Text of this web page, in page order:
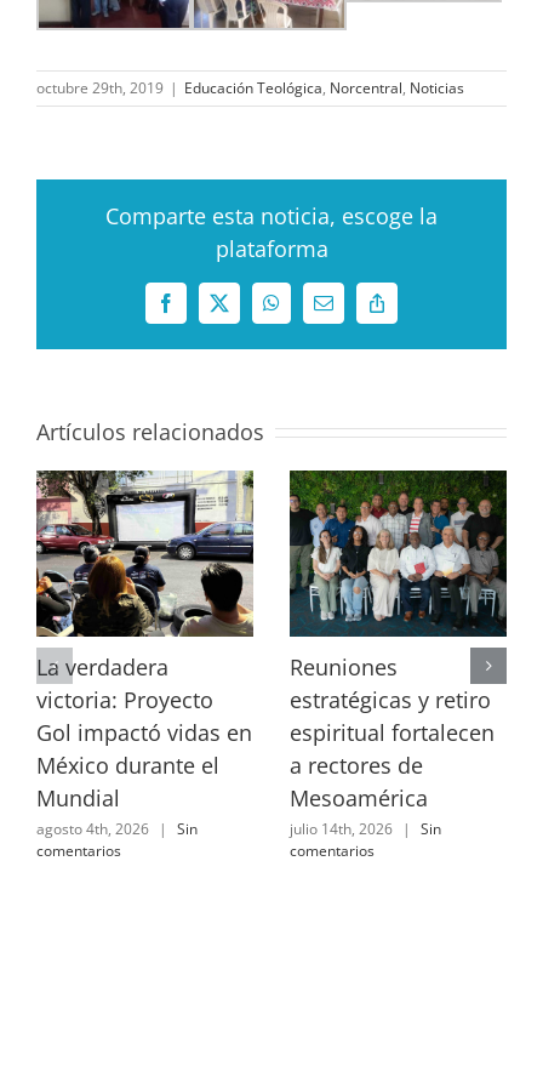
octubre 29th, 2019 | Educación Teológica, Norcentral, Noticias
Comparte esta noticia, escoge la
plataforma
Facebook
X WhatsAppCorreo
electrónico
Copy
Link
Artículos relacionados
La verdadera
victoria: Proyecto
Gol impactó vidas en
México durante el
Mundial
agosto 4th, 2026 |
Sin
comentarios
Reuniones
estratégicas y retiro
espiritual fortalecen
a rectores de
Mesoamérica
julio 14th, 2026 |
Sin
comentarios